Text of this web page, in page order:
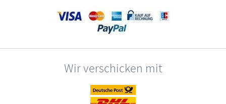
Wir verschicken mit